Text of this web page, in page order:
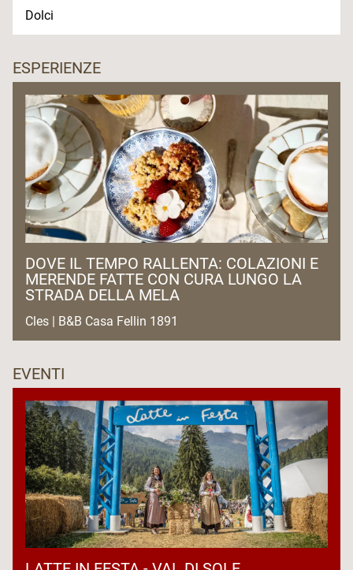
Dolci
ESPERIENZE
DOVE IL TEMPO RALLENTA: COLAZIONI E
MERENDE FATTE CON CURA LUNGO LA
STRADA DELLA MELA
Cles | B&B Casa Fellin 1891
EVENTI